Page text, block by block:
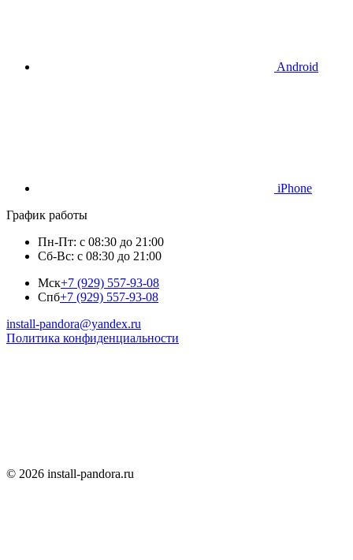
Android
iPhone
График работы
Пн-Пт: с 08:30 до 21:00
Сб-Вс: с 08:30 до 21:00
Мск+7 (929) 557-93-08
Спб+7 (929) 557-93-08
install-pandora@yandex.ru
Политика конфиденциальности
© 2026 install-pandora.ru